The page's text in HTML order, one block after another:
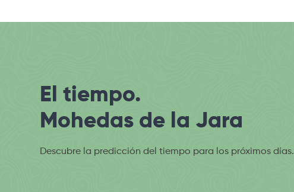
El tiempo.
Mohedas de la Jara
Descubre la predicción del tiempo para los próximos días.